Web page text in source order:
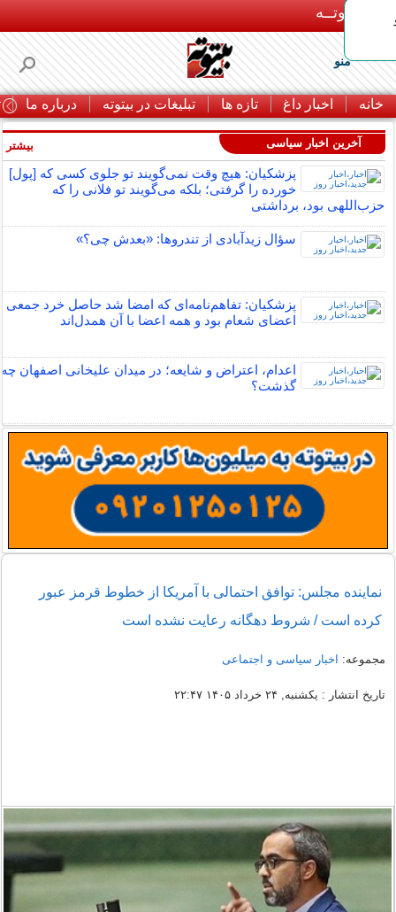
بـیتوتــه
منو
خانه اخبار داغ تازه ها تبلیغات در بیتوته درباره ما
آخرین اخبار سیاسی
پزشکیان: هیچ وقت نمی‌گویند تو جلوی کسی که [پول]
خورده را گرفتی؛ بلکه می‌گویند تو فلانی را که
حزب‌اللهی بود، برداشتی
سؤال زیدآبادی از تندروها: «بعدش چی؟»
پزشکیان: تفاهم‌نامه‌ای که امضا شد حاصل خرد جمعی
اعضای شعام بود و همه اعضا با آن همدل‌اند
اعدام، اعتراض و شایعه؛ در میدان علیخانی اصفهان چه
گذشت؟
بیشتر
نماینده مجلس: توافق احتمالی با آمریکا از خطوط قرمز عبور
کرده است / شروط دهگانه رعایت نشده است
مجموعه: اخبار سیاسی و اجتماعی
تاریخ انتشار : یکشنبه, ۲۴ خرداد ۱۴۰۵ ۲۲:۴۷